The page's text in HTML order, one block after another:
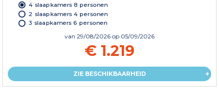
4 slaapkamers 8 personen
2 slaapkamers 4 personen
3 slaapkamers 6 personen
van 29/08/2026 op 05/09/2026
€ 1.219
ZIE BESCHIKBAARHEID